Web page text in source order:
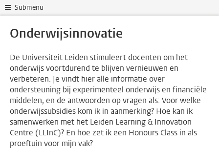
Submenu
Onderwijsinnovatie
De Universiteit Leiden stimuleert docenten om het
onderwijs voortdurend te blijven vernieuwen en
verbeteren. Je vindt hier alle informatie over
ondersteuning bij experimenteel onderwijs en financiële
middelen, en de antwoorden op vragen als: Voor welke
onderwijssubsidies kom ik in aanmerking? Hoe kan ik
samenwerken met het Leiden Learning & Innovation
Centre (LLInC)? En hoe zet ik een Honours Class in als
proeftuin voor mijn vak?